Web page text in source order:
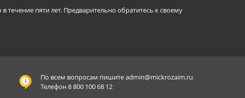
течение пяти лет. Предварительно обратитесь к своему
По всем вопросам пишитеadmin@mickrozaim.ru
Телефон 8 800 100 68 12